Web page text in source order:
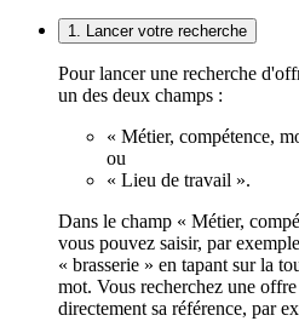
1. Lancer votre recherche
Pour lancer une recherche
un des deux champs :
« Métier, compétence,
ou
« Lieu de travail ».
Dans le champ « Métier,
vous pouvez saisir, par
« brasserie » en tapant sur la
mot. Vous recherchez une offre
directement sa référence, par